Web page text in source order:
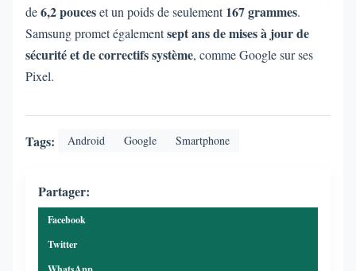
de6,2 pouceset un poids de seulement167 grammes.
Samsung promet égalementsept ans de mises à jour de
sécurité et de correctifs système, comme Google sur ses
Pixel.
Tags: Android Google Smartphone
Partager:
Facebook
Twitter